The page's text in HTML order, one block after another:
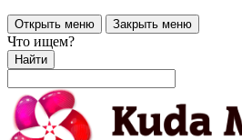
Открыть меню Закрыть меню
Что ищем?
Найти